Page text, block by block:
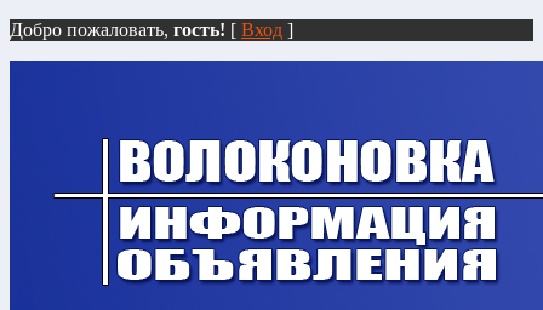
Добро пожаловать, гость! [ Вход ]